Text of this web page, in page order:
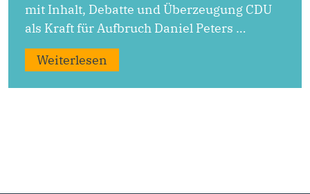
mit Inhalt, Debatte und Überzeugung CDU
als Kraft für Aufbruch Daniel Peters …
Weiterlesen